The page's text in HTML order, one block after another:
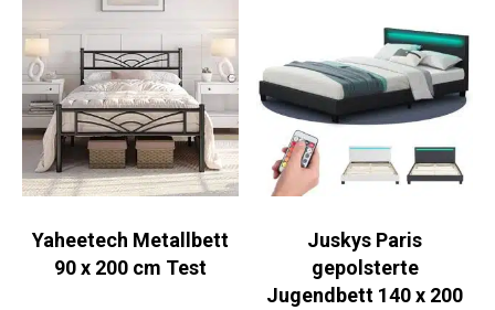
Yaheetech Metallbett
90 x 200 cm Test
Juskys Paris
gepolsterte
Jugendbett 140 x 200